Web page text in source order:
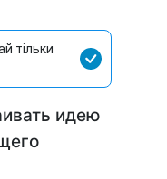
тільки
идею